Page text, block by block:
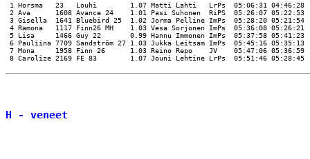
1 Horsma   23   Louhi        1.07 Matti Lahti   LrPs  05:06:31 04:46:28
2 Ava      1608 Avance 24    1.01 Pasi Suhonen  RiPS  05:26:07 05:22:53
3 Gisella  1641 Bluebird 25  1.02 Jorma Pelline ImPs  05:28:20 05:21:54
4 Ramona   1117 Finn26 MH    1.03 Vesa Sorjonen ImPs  05:36:08 05:26:21
5 Lisa     1466 Guy 22       0.99 Hannu Immonen ImPs  05:37:58 05:41:23
6 Pauliina 7709 Sandström 27 1.03 Jukka Leitsam ImPs  05:45:16 05:35:13
7 Mona     1958 Finn 26      1.03 Reino Repo    JV    05:47:06 05:36:59
8 Carolize 2169 FE 83        1.07 Jouni Lehtine LrPs  05:51:46 05:28:45
H - veneet